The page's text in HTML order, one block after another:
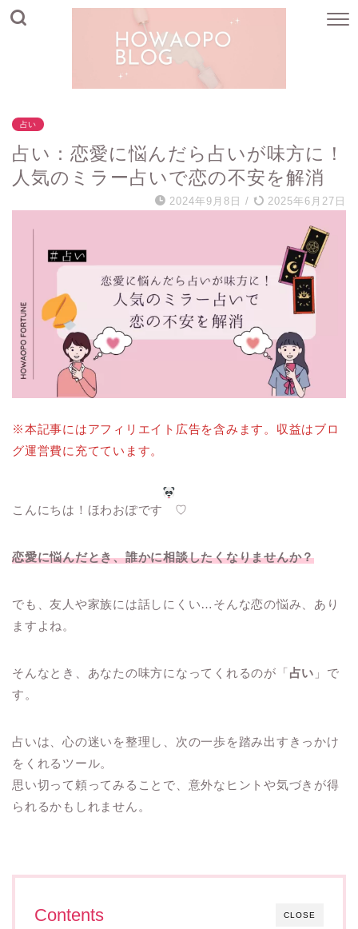
占い
占い：恋愛に悩んだら占いが味方に！
人気のミラー占いで恋の不安を解消
2024年9月8日 / 2025年6月27日
※本記事にはアフィリエイト広告を含みます。収益はブロ
グ運営費に充てています。
こんにちは！ほわおぽです ♡
恋愛に悩んだとき、誰かに相談したくなりませんか？
でも、友人や家族には話しにくい…そんな恋の悩み、あり
ますよね。
そんなとき、あなたの味方になってくれるのが「占い 」で
す。
占いは、心の迷いを整理し、次の一歩を踏み出すきっかけ
をくれるツール。
思い切って頼ってみることで、意外なヒントや気づきが得
られるかもしれません。
CLOSE
Contents